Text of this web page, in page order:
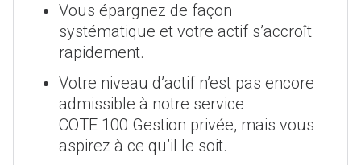
Vous épargnez de façon
systématique et votre actif s’accroît
rapidement.
Votre niveau d’actif n’est pas encore
admissible à notre service
COTE 100 Gestion privée, mais vous
aspirez à ce qu’il le soit.